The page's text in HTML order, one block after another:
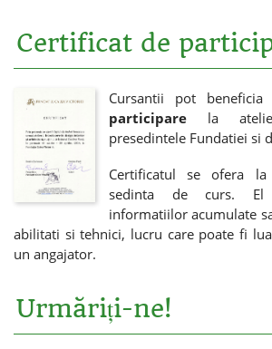
Certificat de
Cursantii pot beneficia
participare la
presedintele Fundatiei si
Certificatul se ofera
sedinta de curs. El
informatiilor acumulate
abilitati si tehnici, lucru care poate fi
un angajator.
Urmăriți-ne!